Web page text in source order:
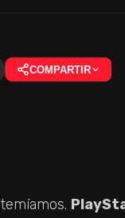
COMPARTIR